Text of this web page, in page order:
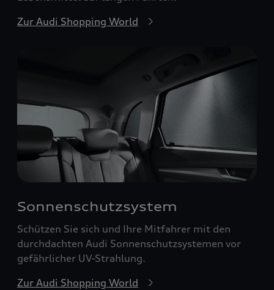
Zur Audi Shopping World
Sonnenschutzsystem
Schützen Sie sich und Ihre Mitfahrer mit den
durchdachten Audi Sonnenschutzsystemen vor
gefährlicher UV-Strahlung.
Zur Audi Shopping World